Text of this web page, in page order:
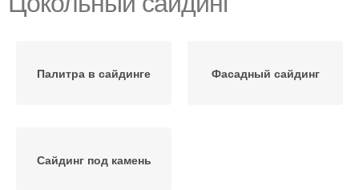
Палитра в сайдинге Фасадный сайдинг
Сайдинг под камень